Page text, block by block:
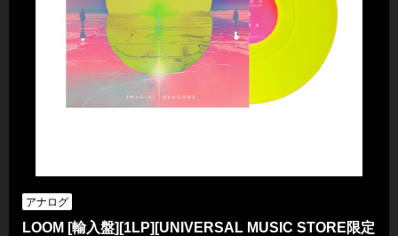
アナログ
LOOM [輸入盤][1LP][UNIVERSAL MUSIC STORE限定